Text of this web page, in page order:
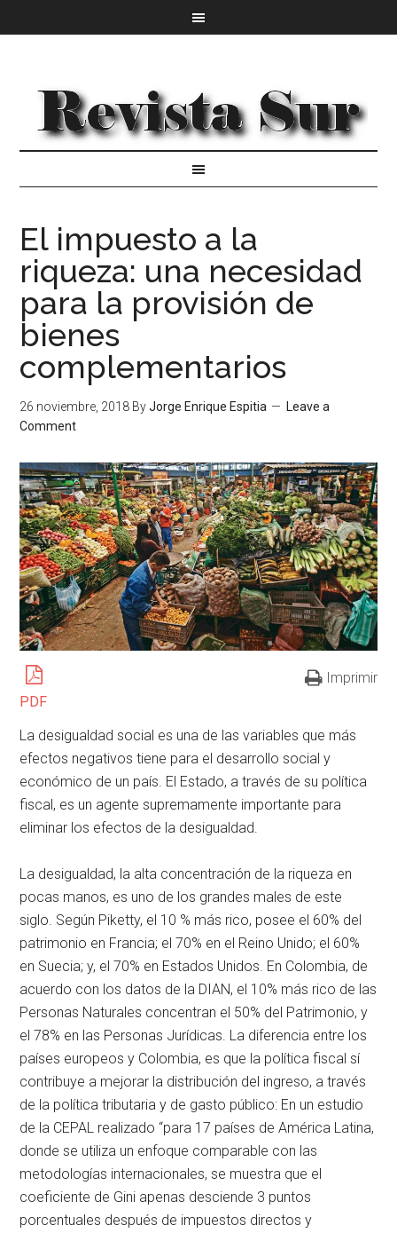
El impuesto a la
riqueza: una necesidad
para la provisión de
bienes
complementarios
26 noviembre, 2018 ByJorge Enrique Espitia
Leave a
Comment
PDF
Imprimir
La desigualdad social es una de las variables que más
efectos negativos tiene para el desarrollo social y
económico de un país. El Estado, a través de su política
fiscal, es un agente supremamente importante para
eliminar los efectos de la desigualdad.
La desigualdad, la alta concentración de la riqueza en
pocas manos, es uno de los grandes males de este
siglo. Según Piketty, el 10 % más rico, posee el 60% del
patrimonio en Francia; el 70% en el Reino Unido; el 60%
en Suecia; y, el 70% en Estados Unidos. En Colombia, de
acuerdo con los datos de la DIAN, el 10% más rico de las
Personas Naturales concentran el 50% del Patrimonio, y
el 78% en las Personas Jurídicas. La diferencia entre los
países europeos y Colombia, es que la política fiscal sí
contribuye a mejorar la distribución del ingreso, a través
de la política tributaria y de gasto público: En un estudio
de la CEPAL realizado “para 17 países de América Latina,
donde se utiliza un enfoque comparable con las
metodologías internacionales, se muestra que el
coeficiente de Gini apenas desciende 3 puntos
porcentuales después de impuestos directos y